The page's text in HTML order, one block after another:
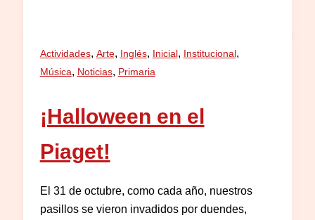
Actividades, Arte, Inglés, Inicial, Institucional,
Música, Noticias, Primaria
¡Halloween en el
Piaget!
El 31 de octubre, como cada año, nuestros
pasillos se vieron invadidos por duendes,